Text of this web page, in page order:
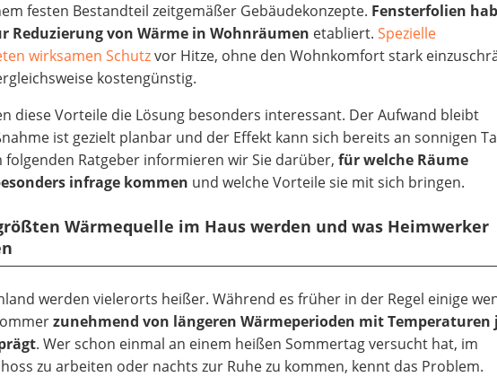
festen Bestandteil zeitgemäßer Gebäudekonzepte. Fensterfolien
Reduzierung von Wärme in Wohnräumen etabliert.Spezielle
wirksamen Schutzvor Hitze, ohne den Wohnkomfort stark
kostengünstig.
diese Vorteile die Lösung besonders interessant. Der Aufwand bleibt
ist gezielt planbar und der Effekt kann sich bereits an sonnigen
folgenden Ratgeber informieren wir Sie darüber,für welche Räume
infrage kommen und welche Vorteile sie mit sich bringen.
Wärmequelle im Haus werden und was Heimwerker
werden vielerorts heißer. Während es früher in der Regel einige
zunehmend von längeren Wärmeperioden mit Temperaturen
. Wer schon einmal an einem heißen Sommertag versucht hat, im
zu arbeiten oder nachts zur Ruhe zu kommen, kennt das Problem.